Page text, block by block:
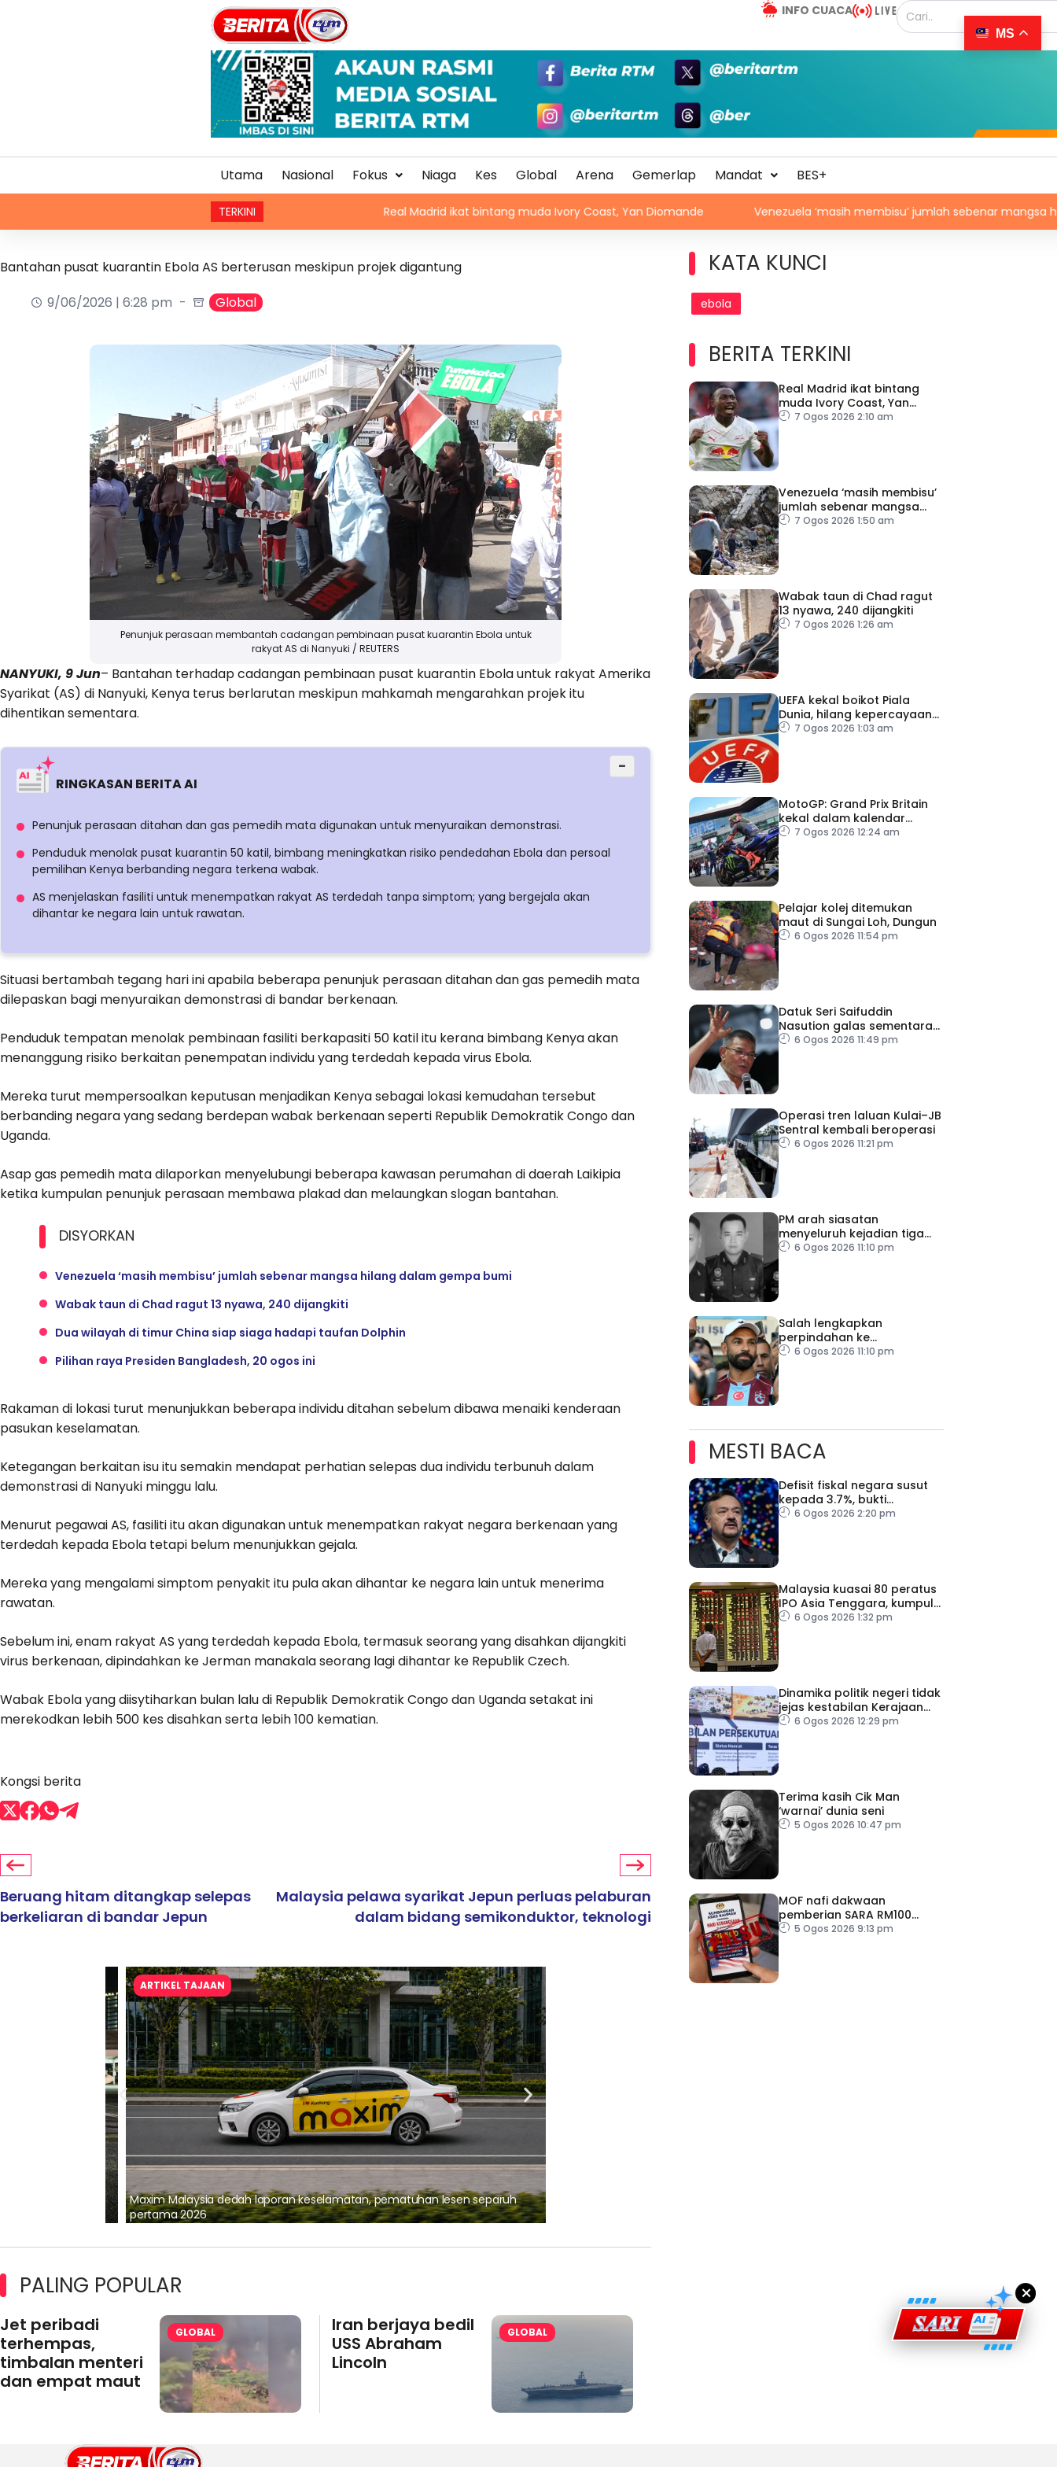
INFO CUACA
Utama Nasional Fokus Niaga Kes Global Arena Gemerlap Mandat BES+
TERKINI Real Madrid ikat bintang muda Ivory Coast, Yan Diomande Venezuela ‘masih membisu’ jumlah sebenar mangsa hilang
Bantahan pusat kuarantin Ebola AS berterusan meskipun projek digantung
9/06/2026 | 6:28 pm
Global
Penunjuk perasaan membantah cadangan pembinaan pusat kuarantin Ebola untuk
rakyat AS di Nanyuki / REUTERS
NANYUKI, 9 Jun– Bantahan terhadap cadangan pembinaan pusat kuarantin Ebola untuk rakyat Amerika
Syarikat (AS) di Nanyuki, Kenya terus berlarutan meskipun mahkamah mengarahkan projek itu
dihentikan sementara.
RINGKASAN BERITA AI
−
Penunjuk perasaan ditahan dan gas pemedih mata digunakan untuk menyuraikan demonstrasi.
Penduduk menolak pusat kuarantin 50 katil, bimbang meningkatkan risiko pendedahan Ebola dan persoal
pemilihan Kenya berbanding negara terkena wabak.
AS menjelaskan fasiliti untuk menempatkan rakyat AS terdedah tanpa simptom; yang bergejala akan
dihantar ke negara lain untuk rawatan.
Situasi bertambah tegang hari ini apabila beberapa penunjuk perasaan ditahan dan gas pemedih mata
dilepaskan bagi menyuraikan demonstrasi di bandar berkenaan.
Penduduk tempatan menolak pembinaan fasiliti berkapasiti 50 katil itu kerana bimbang Kenya akan
menanggung risiko berkaitan penempatan individu yang terdedah kepada virus Ebola.
Mereka turut mempersoalkan keputusan menjadikan Kenya sebagai lokasi kemudahan tersebut
berbanding negara yang sedang berdepan wabak berkenaan seperti Republik Demokratik Congo dan
Uganda.
Asap gas pemedih mata dilaporkan menyelubungi beberapa kawasan perumahan di daerah Laikipia
ketika kumpulan penunjuk perasaan membawa plakad dan melaungkan slogan bantahan.
DISYORKAN
Venezuela ‘masih membisu’ jumlah sebenar mangsa hilang dalam gempa bumi
Wabak taun di Chad ragut 13 nyawa, 240 dijangkiti
Dua wilayah di timur China siap siaga hadapi taufan Dolphin
Pilihan raya Presiden Bangladesh, 20 ogos ini
Rakaman di lokasi turut menunjukkan beberapa individu ditahan sebelum dibawa menaiki kenderaan
pasukan keselamatan.
Ketegangan berkaitan isu itu semakin mendapat perhatian selepas dua individu terbunuh dalam
demonstrasi di Nanyuki minggu lalu.
Menurut pegawai AS, fasiliti itu akan digunakan untuk menempatkan rakyat negara berkenaan yang
terdedah kepada Ebola tetapi belum menunjukkan gejala.
Mereka yang mengalami simptom penyakit itu pula akan dihantar ke negara lain untuk menerima
rawatan.
Sebelum ini, enam rakyat AS yang terdedah kepada Ebola, termasuk seorang yang disahkan dijangkiti
virus berkenaan, dipindahkan ke Jerman manakala seorang lagi dihantar ke Republik Czech.
Wabak Ebola yang diisytiharkan bulan lalu di Republik Demokratik Congo dan Uganda setakat ini
merekodkan lebih 500 kes disahkan serta lebih 100 kematian.
Kongsi berita
Beruang hitam ditangkap selepas
berkeliaran di bandar Jepun
Malaysia pelawa syarikat Jepun perluas pelaburan
dalam bidang semikonduktor, teknologi
ARTIKEL TAJAAN
Maxim Malaysia dedah laporan keselamatan, pematuhan lesen separuh
pertama 2026
PALING POPULAR
Jet peribadi
terhempas,
timbalan menteri
dan empat maut
GLOBAL
Iran berjaya bedil
USS Abraham
Lincoln
GLOBAL
KATA KUNCI
ebola
BERITA TERKINI
Real Madrid ikat bintang
muda Ivory Coast, Yan
Diomande
7 Ogos 2026 2:10 am
Venezuela ‘masih membisu’
jumlah sebenar mangsa
hilang dalam gempa bumi
7 Ogos 2026 1:50 am
Wabak taun di Chad ragut
13 nyawa, 240 dijangkiti
7 Ogos 2026 1:26 am
UEFA kekal boikot Piala
Dunia, hilang kepercayaan
kepada Infantino
7 Ogos 2026 1:03 am
MotoGP: Grand Prix Britain
kekal dalam kalendar
hingga 2028
7 Ogos 2026 12:24 am
Pelajar kolej ditemukan
maut di Sungai Loh, Dungun
6 Ogos 2026 11:54 pm
Datuk Seri Saifuddin
Nasution galas sementara
tugas Timbalan Presiden
6 Ogos 2026 11:49 pm
Operasi tren laluan Kulai–JB
Sentral kembali beroperasi
6 Ogos 2026 11:21 pm
PM arah siasatan
menyeluruh kejadian tiga
anggota polis maut akibat
6 Ogos 2026 11:10 pm
Salah lengkapkan
perpindahan ke
Trabzonspor
6 Ogos 2026 11:10 pm
MESTI BACA
Defisit fiskal negara susut
kepada 3.7%, bukti
keyakinan pelabur masih
6 Ogos 2026 2:20 pm
Malaysia kuasai 80 peratus
IPO Asia Tenggara, kumpul
AS$1.4 bilion separuh
6 Ogos 2026 1:32 pm
Dinamika politik negeri tidak
jejas kestabilan Kerajaan
Perpaduan Persekutuan –
6 Ogos 2026 12:29 pm
Terima kasih Cik Man
‘warnai’ dunia seni
5 Ogos 2026 10:47 pm
MOF nafi dakwaan
pemberian SARA RM100
sempena Hari Kebangsaan
5 Ogos 2026 9:13 pm
×
MS